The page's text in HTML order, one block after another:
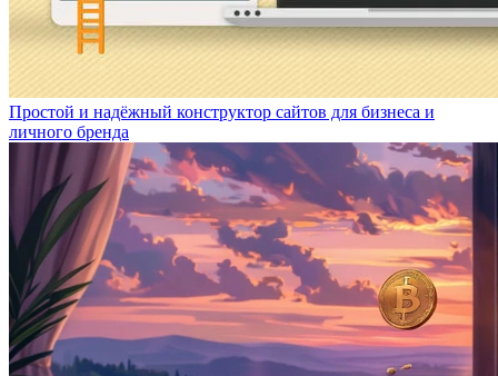
Простой и надёжный конструктор сайтов для бизнеса и
личного бренда